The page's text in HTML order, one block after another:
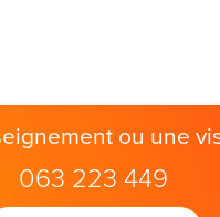
ou une
063 223 449